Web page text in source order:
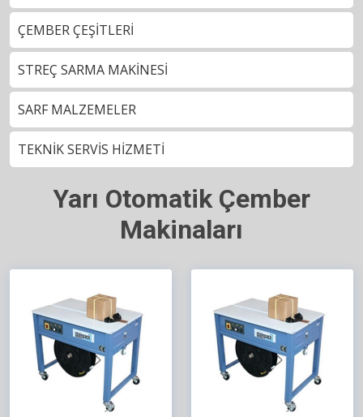
ÇEMBER ÇEŞİTLERİ
STREÇ SARMA MAKİNESİ
SARF MALZEMELER
TEKNİK SERVİS HİZMETİ
Yarı Otomatik Çember
Makinaları